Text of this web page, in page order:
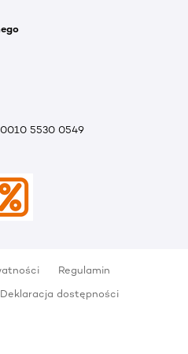
0010 5530 0549
Regulamin
Deklaracja dostępności